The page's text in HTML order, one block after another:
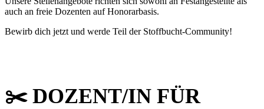
auch an freie Dozenten auf Honorarbasis.
Bewirb dich jetzt und werde Teil der Stoffbucht-Community!
✂️ DOZENT/IN FÜR